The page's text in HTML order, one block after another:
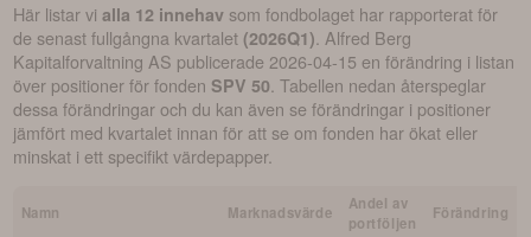
Här listar vialla 12 innehav som fondbolaget har rapporterat för
de senast fullgångna kvartalet (2026Q1).Alfred Berg
Kapitalforvaltning AS publicerade2026-04-15 en förändring i listan
över positioner för fonden SPV 50. Tabellen nedan återspeglar
dessa förändringar och du kan även se förändringar i positioner
jämfört med kvartalet innan för att se om fonden har ökat eller
minskat i ett specifikt värdepapper.
Namn Marknadsvärde
Andel av
portföljen
Förändring